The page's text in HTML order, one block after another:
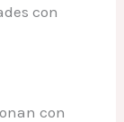
con
con